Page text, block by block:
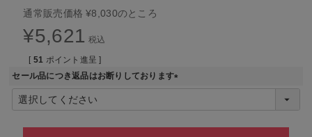
通常販売価格 ¥8,030のところ
¥5,621 税込
[ 51 ポイント進呈 ]
セール品につき返品はお断りしております
(